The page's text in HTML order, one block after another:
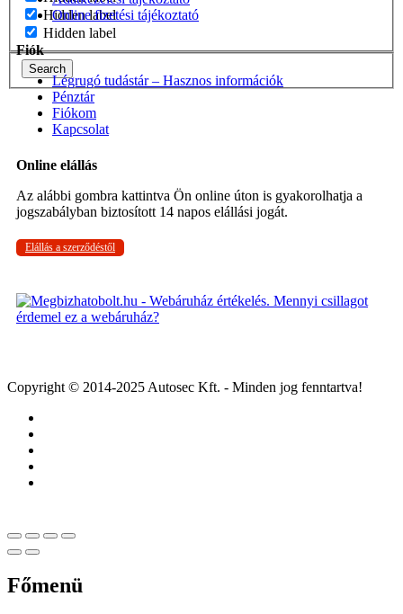
Hidden label
Hidden label
Search
Online fizetési tájékoztató
Fiók
Légrugó tudástár – Hasznos információk
Pénztár
Fiókom
Kapcsolat
Online elállás
Az alábbi gombra kattintva Ön online úton is gyakorolhatja a
jogszabályban biztosított 14 napos elállási jogát.
Elállás a szerződéstől
Copyright © 2014-2025 Autosec Kft. - Minden jog fenntartva!
Főmenü